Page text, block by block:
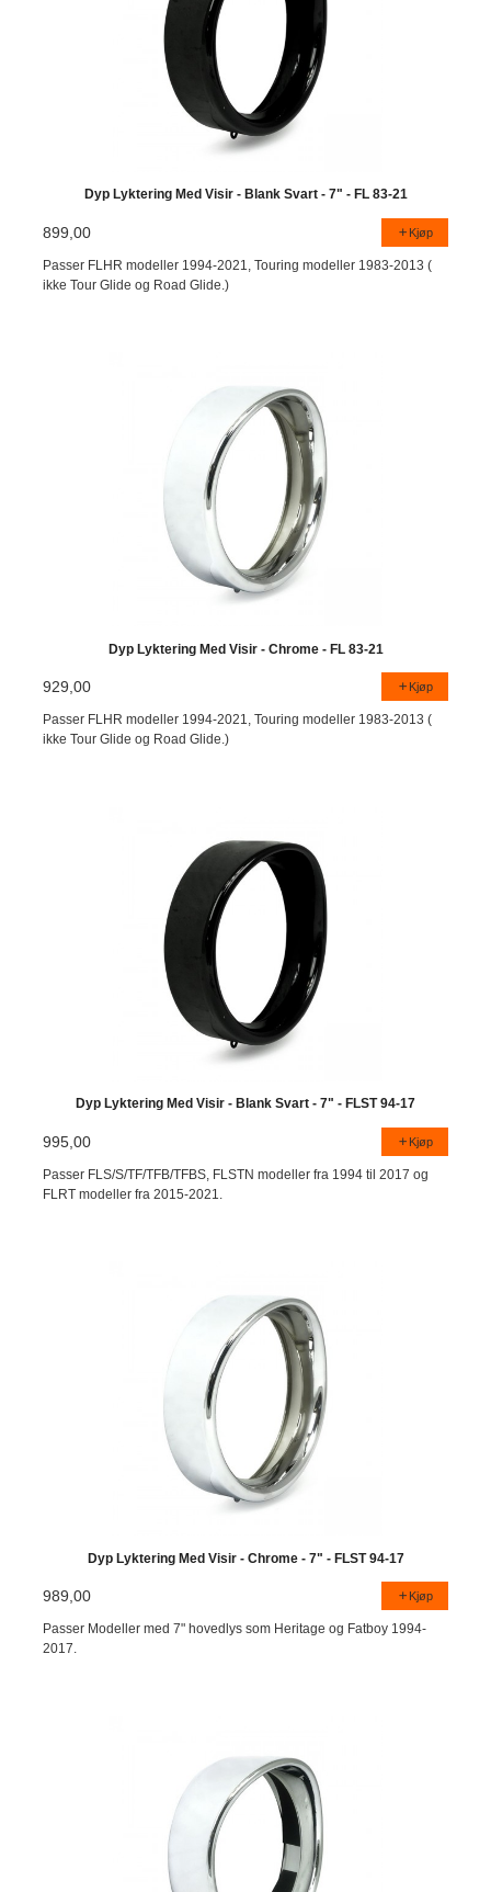
Dyp Lyktering Med Visir - Blank Svart - 7" - FL 83-21
899,00 Kjøp
Passer FLHR modeller 1994-2021, Touring modeller 1983-2013 (
ikke Tour Glide og Road Glide.)
Dyp Lyktering Med Visir - Chrome - FL 83-21
929,00 Kjøp
Passer FLHR modeller 1994-2021, Touring modeller 1983-2013 (
ikke Tour Glide og Road Glide.)
Dyp Lyktering Med Visir - Blank Svart - 7" - FLST 94-17
995,00 Kjøp
Passer FLS/S/TF/TFB/TFBS, FLSTN modeller fra 1994 til 2017 og
FLRT modeller fra 2015-2021.
Dyp Lyktering Med Visir - Chrome - 7" - FLST 94-17
989,00 Kjøp
Passer Modeller med 7" hovedlys som Heritage og Fatboy 1994-
2017.